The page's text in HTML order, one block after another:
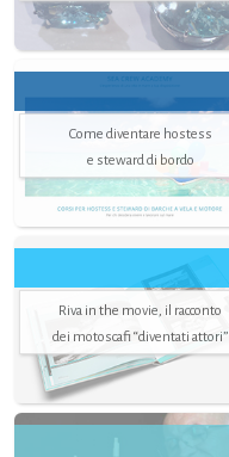
Come diventare hostess
e steward di bordo
Riva in the movie, il racconto
dei motoscafi “diventati attori”